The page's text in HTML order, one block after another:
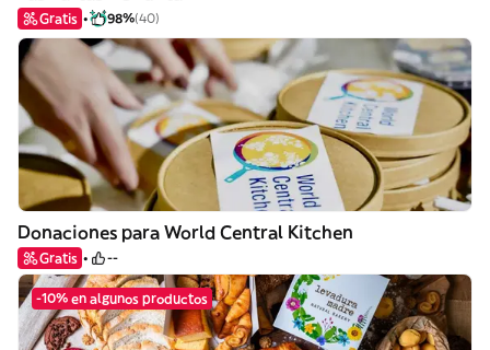
Gratis 98%(40)
Donaciones para World Central Kitchen
Gratis --
-10% en algunos productos